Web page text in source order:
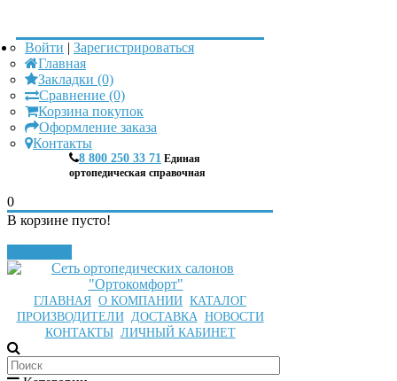
Войти | Зарегистрироваться
Главная
Закладки (0)
Сравнение (0)
Корзина покупок
Оформление заказа
Контакты
8 800 250 33 71 Единая
ортопедическая справочная
0
В корзине пусто!
ГЛАВНАЯ О КОМПАНИИ КАТАЛОГ
ПРОИЗВОДИТЕЛИ ДОСТАВКА НОВОСТИ
КОНТАКТЫ ЛИЧНЫЙ КАБИНЕТ